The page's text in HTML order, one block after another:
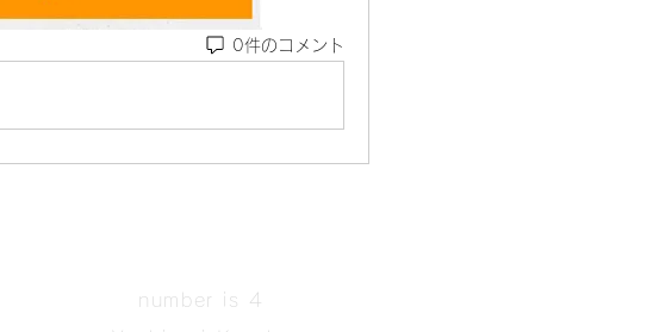
0件のコメント
number is 4